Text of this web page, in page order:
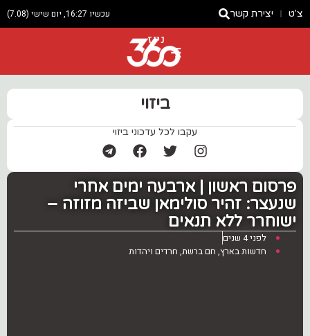
צ'ט יצירת קשר עכשיו 16:27, יום שישי (7.08)
ניוז
ביזוי
עקבו לכל עדכוני ביזוי
פרסום ראשון | ארבעה ימים אחרי
שנעצר: זהיר סולימאן שביזה מזוזה –
ישוחרר ללא תנאים
לפני 4 שנים
חדשות בארץ, חם ברשת, חרדים ויהדות